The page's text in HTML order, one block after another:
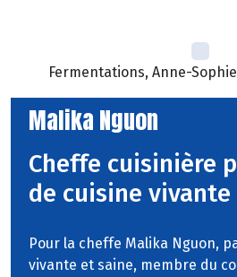
Fermentations, Anne-
Malika Nguon
Cheffe cuisinière
de cuisine
Pour la cheffe Malika Nguon,
vivante et saine, membre du